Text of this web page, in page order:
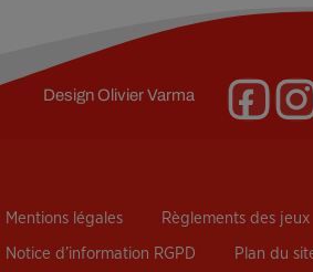
DesignOlivier Varma
Mentions légales Règlements des jeux
Notice d’information RGPD Plan du